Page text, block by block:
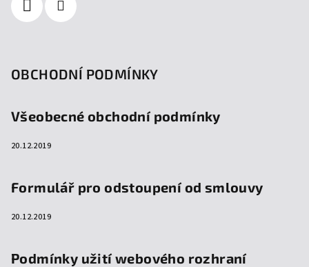
OBCHODNÍ PODMÍNKY
Všeobecné obchodní podmínky
20.12.2019
Formulář pro odstoupení od smlouvy
20.12.2019
Podmínky užití webového rozhraní